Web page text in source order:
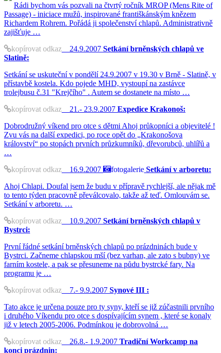
Rádi bychom vás pozvali na čtvrtý ročník MROP (Mens Rite of
Passage) - iniciace mužů, inspirované františkánským knězem
Richardem Rohrem. Pořádá ji společenství chlapů. Administrativně
zajišťuje …
kopírovat odkaz 24.9.2007 Setkání brněnských chlapů ve
Slatině:
Setkání se uskuteční v pondělí 24.9.2007 v 19.30 v Brně - Slatině, v
přístavbě kostela. Kdo pojede MHD, vystoupí na zastávce
trolejbusu č.31 "Krejčího" . Autem se dostanete na místo …
kopírovat odkaz 21.- 23.9.2007 Expedice Krakonoš:
Dobrodružný víkend pro otce s dětmi Ahoj průkopníci a objevitelé !
Zvu vás na další expedici, po roce opět do „Krakonošova
království“ po stopách prvních průzkumníků, dřevorubců, uhlířů a
…
kopírovat odkaz 16.9.2007 fotogalerie Setkání v arboretu:
Ahoj Chlapi. Doufal jsem že budu v přípravě rychlejší, ale nějak mě
to tento týden pracovně převálcovalo, takže až teď. Omlouvám se.
Setkání v arboretu. …
kopírovat odkaz 10.9.2007 Setkání brněnských chlapů v
Bystrci:
První řádné setkání brněnských chlapů po prázdninách bude v
Bystrci. Začneme chlapskou mší (bez varhan, ale zato s bubny) ve
farním kostele, a pak se přesuneme na půdu bystrcké fary. Na
programu je …
kopírovat odkaz 7.- 9.9.2007 Synové III :
Tato akce je určena pouze pro ty syny, kteří se již zúčastnili prvního
i druhého Víkendu pro otce s dospívajícím synem , které se konaly
již v letech 2005-2006. Podmínkou je dobrovolná …
kopírovat odkaz 26.8.- 1.9.2007 Tradiční Workcamp na
konci prázdnin: